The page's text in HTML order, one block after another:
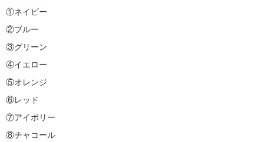
①ネイビー
②ブルー
③グリーン
④イエロー
⑤オレンジ
⑥レッド
⑦アイボリー
⑧チャコール